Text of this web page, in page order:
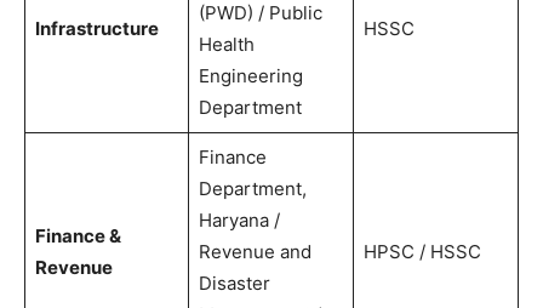
Infrastructure
(PWD) / Public
Health
Engineering
Department
HSSC
Finance &
Revenue
Finance
Department,
Haryana /
Revenue and
Disaster
HPSC / HSSC